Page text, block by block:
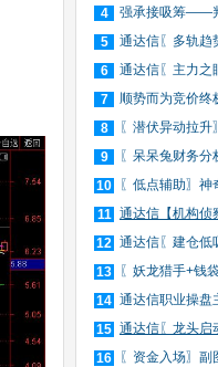
20日
4
强承接吸筹——
买
5
通达信〖多轨趋
选
6
通达信〖主力之
股
7
顺势而为竞价终
义
8
〖潜伏异动拉升
力
9
〖呆呆兔财务分
F10
10
〖低点辅助〗神
+趋
11 通达信【机构侦
选
12 通达信〖建仓低
指
13
〖妖龙猎手+钱
装
14 通达信职业操盘
庄
15 通达信〖龙头启
股
16
〖资金入场〗副